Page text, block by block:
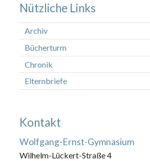
Nützliche Links
Archiv
Bücherturm
Chronik
Elternbriefe
Kontakt
Wolfgang-Ernst-Gymnasium
Wilhelm-Lückert-Straße 4